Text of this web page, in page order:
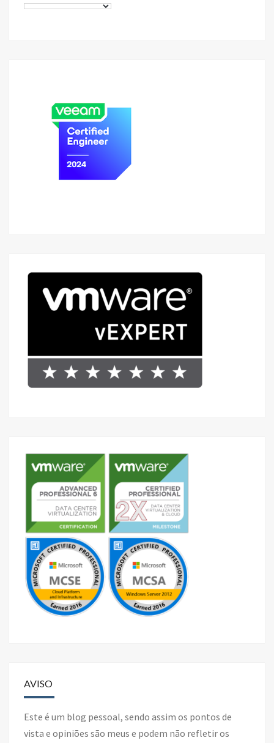
AVISO
Este é um blog pessoal, sendo assim os pontos de
vista e opiniões são meus e podem não refletir os